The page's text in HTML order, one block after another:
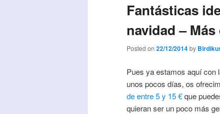
Fantásticas
navidad – Más
Posted on 22/12/2014by
Pues ya estamos aquí con
unos pocos días, os
de entre 5 y 15 €que
quieran ser un poco más